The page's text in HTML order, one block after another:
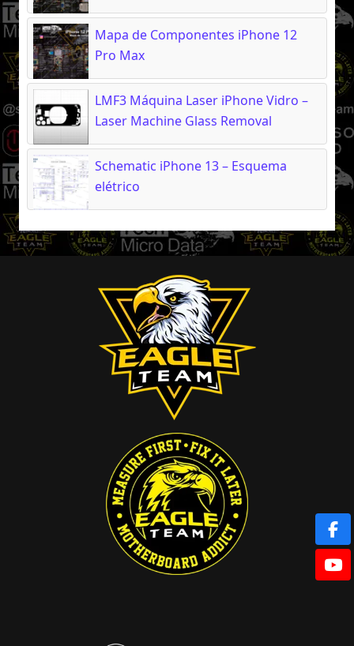
Mapa de Componentes iPhone 12
Pro Max
LMF3 Máquina Laser iPhone Vidro –
Laser Machine Glass Removal
Schematic iPhone 13 – Esquema
elétrico